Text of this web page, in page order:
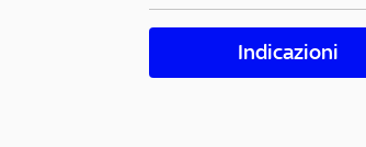
Indicazioni